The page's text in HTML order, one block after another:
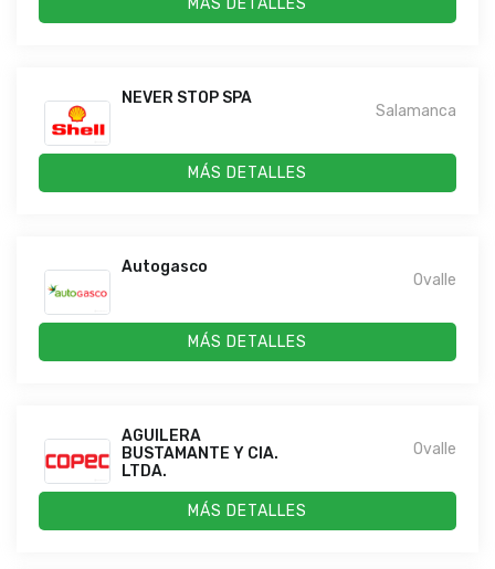
MÁS DETALLES
NEVER STOP SPA
Salamanca
MÁS DETALLES
Autogasco
Ovalle
MÁS DETALLES
AGUILERA
BUSTAMANTE Y CIA.
LTDA.
Ovalle
MÁS DETALLES